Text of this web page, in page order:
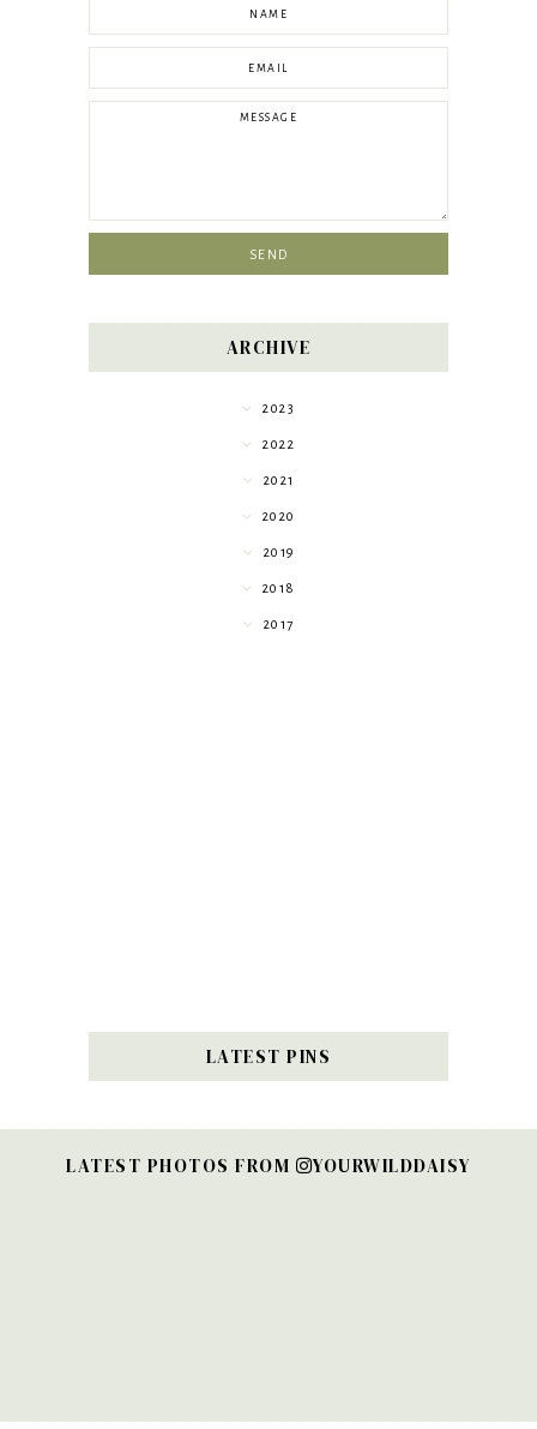
ARCHIVE
2023
2022
2021
2020
2019
2018
2017
LATEST PINS
LATEST PHOTOS FROM YOURWILDDAISY